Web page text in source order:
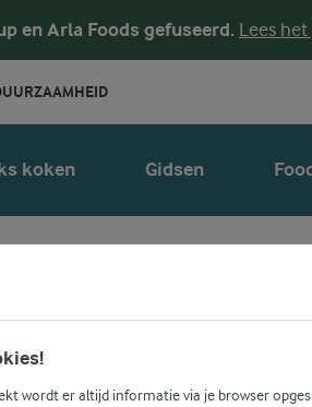
en Arla Foods gefuseerd. Lees
koken Gidsen
wordt er altijd informatie via je browser